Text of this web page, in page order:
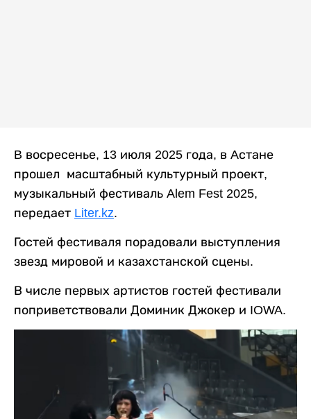
B восресенье, 13 июля 2025 года, в Aстане
прошел масштабный культурный проект,
музыкальный фестиваль Alem Fest 2025,
передает Liter.kz.
Гостей фестиваля порадовали выступления
звезд мировой и казахстанской сцены.
В числе первых артистов гостей фестивали
поприветствовали Доминик Джокер и IOWA.